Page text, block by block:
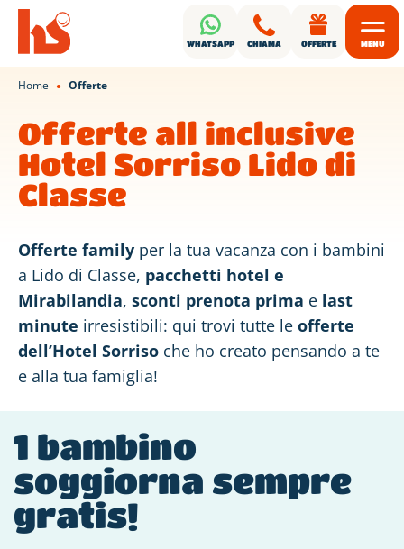
MENU
OFFERTE
CHIAMA
WHATSAPP
Home ● Offerte
Offerte all inclusive
Hotel Sorriso Lido di
Classe
Offerte family per la tua vacanza con i bambini
a Lido di Classe, pacchetti hotel e
Mirabilandia, sconti prenota prima e last
minute irresistibili: qui trovi tutte le offerte
dell’Hotel Sorriso che ho creato pensando a te
e alla tua famiglia!
1 bambino
soggiorna sempre
gratis!